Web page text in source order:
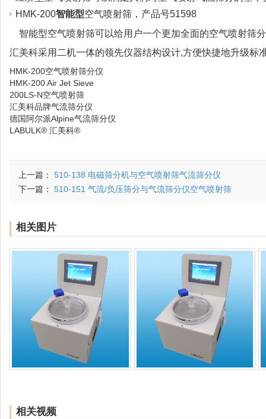
HMK-200智能型空气喷射筛，产品号51598
智能型空气喷射筛可以给用户一个更加全面的空气喷射筛
汇美科采用二机一体的领先仪器结构设计,方便快捷地升级标
HMK-200空气喷射筛分仪
HMK-200 Air Jet Sieve
200LS-N空气喷射筛
汇美科品牌气流筛分仪
德国阿尔派Alpine气流筛分仪
LABULK® 汇美科®
上一篇： 510-138 电磁筛分机与空气喷射筛气流筛分仪
下一篇： 510-151 气流/负压筛分与气流筛分仪空气喷射筛
相关图片
相关视频